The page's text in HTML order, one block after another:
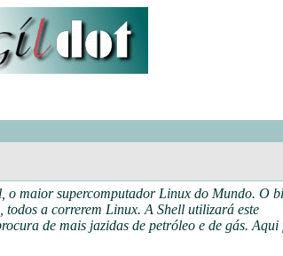
o maior supercomputador Linux do Mundo. O
, todos a correrem Linux. A Shell utilizará este
de mais jazidas de petróleo e de gás. Aqui